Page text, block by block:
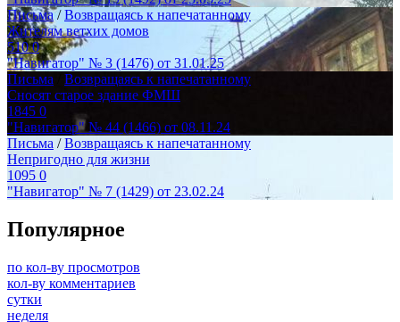
Письма/Возвращаясь к напечатанному
Жителям ветхих домов
5100
"Навигатор" № 3 (1476) от 31.01.25
Письма
Возвращаясь к напечатанному
Сносят старое здание ФМШ
1845 0
"Навигатор" № 44 (1466) от 08.11.24
Письма /Возвращаясь к напечатанному
Непригодно для жизни
1095 0
"Навигатор" № 7 (1429) от 23.02.24
Популярное
по кол-ву просмотров
кол-ву комментариев
сутки
неделя